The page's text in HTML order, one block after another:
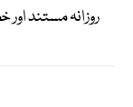
روزانہ مستند